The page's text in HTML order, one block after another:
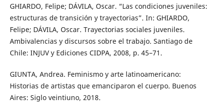
GHIARDO, Felipe; DÁVILA, Oscar. “Las condiciones juveniles:
estructuras de transición y trayectorias”. In: GHIARDO,
Felipe; DÁVILA, Oscar. Trayectorias sociales juveniles.
Ambivalencias y discursos sobre el trabajo. Santiago de
Chile: INJUV y Ediciones CIDPA, 2008, p. 45–71.
GIUNTA, Andrea. Feminismo y arte latinoamericano:
Historias de artistas que emanciparon el cuerpo. Buenos
Aires: Siglo veintiuno, 2018.